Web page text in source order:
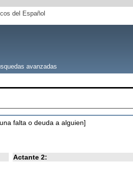
del Español
avanzadas
falta o deuda a alguien]
Actante 2: